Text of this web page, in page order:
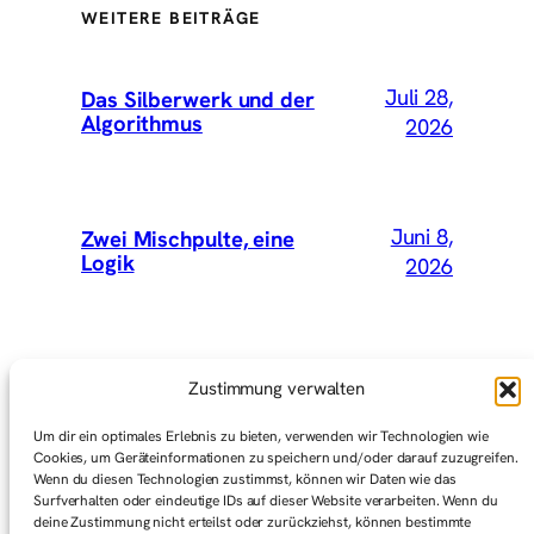
Zustimmung verwalten
Um dir ein optimales Erlebnis zu bieten, verwenden wir Technologien wie
Cookies, um Geräteinformationen zu speichern und/oder darauf zuzugreifen.
Wenn du diesen Technologien zustimmst, können wir Daten wie das
Surfverhalten oder eindeutige IDs auf dieser Website verarbeiten. Wenn du
deine Zustimmung nicht erteilst oder zurückziehst, können bestimmte
WEITERE BEITRÄGE
Das Silberwerk und der
Algorithmus
Juli 28,
2026
Zwei Mischpulte, eine
Logik
Juni 8,
2026
Wir hätten Vey mitnehmen
Graswurzelbewegungen
Mai 1,